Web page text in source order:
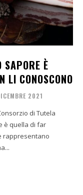
È
LI CONOSCONO
2021
di Tutela
rappresentano